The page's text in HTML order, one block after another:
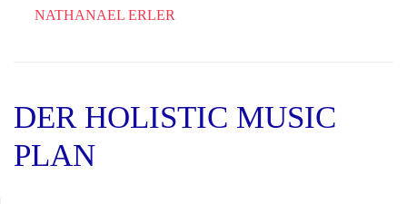
NATHANAEL ERLER
DER HOLISTIC MUSIC
PLAN